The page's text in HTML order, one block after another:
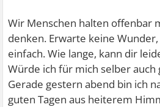
Wir Menschen halten offenbar
denken. Erwarte keine
einfach. Wie lange, kann dir
Würde ich für mich selber
Gerade gestern abend bin ich
guten Tagen aus heiterem